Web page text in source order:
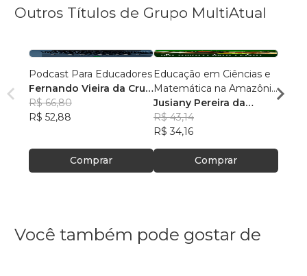
Outros Títulos de Grupo MultiAtual
Podcast Para Educadores
Fernando Vieira da Cruz
(Fernandinho Cruz)
R$ 66,80
R$ 52,88
Comprar
Educação em Ciências e
Matemática na Amazônia
Legal: Pesquisas e
Práticas Pedagógicas
Jusiany Pereira da
Cunha dos Santos
R$ 43,14
R$ 34,16
Comprar
Érica
Você também pode gostar de